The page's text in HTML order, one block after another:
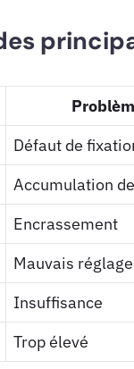
Défaut de
Accumulation
Encrassement
Mauvais réglage
Insuffisance
Trop élevé